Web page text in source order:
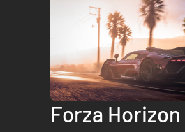
Forza